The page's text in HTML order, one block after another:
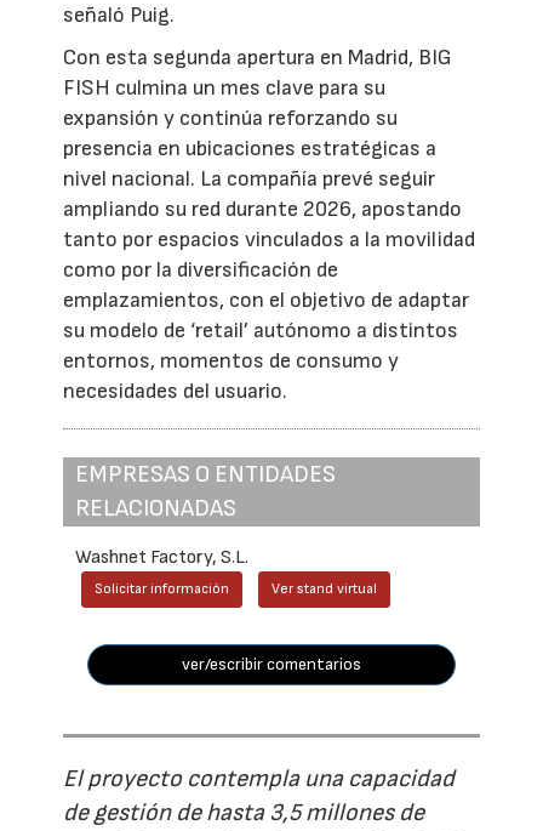
señaló Puig.
Con esta segunda apertura en Madrid, BIG
FISH culmina un mes clave para su
expansión y continúa reforzando su
presencia en ubicaciones estratégicas a
nivel nacional. La compañía prevé seguir
ampliando su red durante 2026, apostando
tanto por espacios vinculados a la movilidad
como por la diversificación de
emplazamientos, con el objetivo de adaptar
su modelo de ‘retail’ autónomo a distintos
entornos, momentos de consumo y
necesidades del usuario.
EMPRESAS O ENTIDADES
RELACIONADAS
Washnet Factory, S.L.
Solicitar información Ver stand virtual
ver/escribir comentarios
El proyecto contempla una capacidad
de gestión de hasta 3,5 millones de